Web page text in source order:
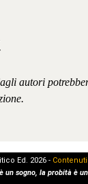
autori
Ed. 2026 -
un sogno, la probità è